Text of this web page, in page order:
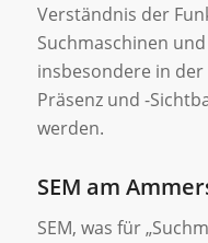
Verständnis der
Suchmaschinen
insbesondere in
Präsenz und -
werden.
SEM am
SEM, was für